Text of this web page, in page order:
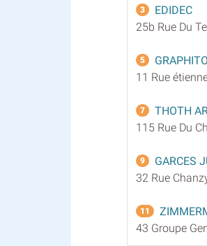
3
EDIDEC
25b Rue Du
5
11 Rue
7
THOTH
115 Rue Du
9
GARCES
32 Rue
11
43 Groupe